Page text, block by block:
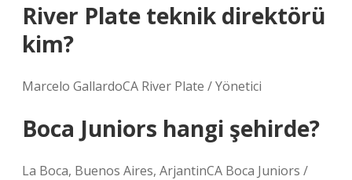
River Plate teknik direktörü
kim?
Marcelo GallardoCA River Plate / Yönetici
Boca Juniors hangi şehirde?
La Boca, Buenos Aires, ArjantinCA Boca Juniors /